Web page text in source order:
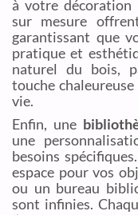
à votre décoration
sur mesure
garantissant que
pratique et
naturel du bois,
touche
vie.
Enfin, une
une
besoins
espace pour vos
ou un bureau
sont infinies.